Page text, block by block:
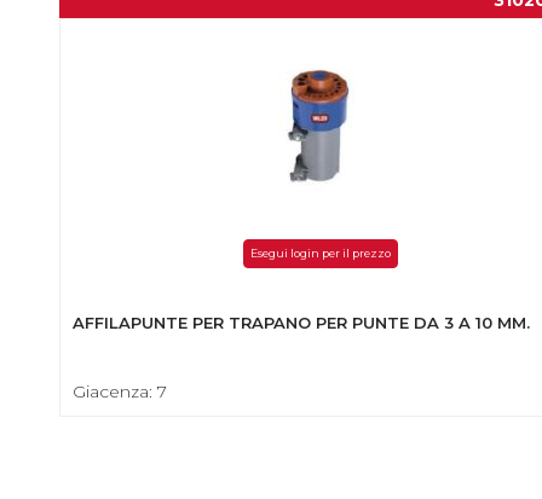
Esegui login per il prezzo
AFFILAPUNTE PER TRAPANO PER PUNTE DA 3 A 10 MM.
Giacenza: 7